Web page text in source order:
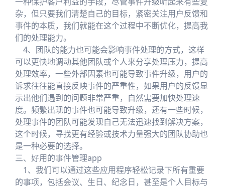
杂，但只要我们清楚自己的目标，紧密关注用户反馈和
事件的本质，我们就能在这个过程中不断优化，提高我
们的处理能力。
4、团队的能力也可能会影响事件处理的方式，这样
可以更快地调动其他团队或个人来分享处理压力，提高
处理效率，一些外部因素也可能导致事件升级，用户的
诉求往往能直接反映事件的严重性，如果用户的反馈显
示出他们遇到的问题非常严重，自然需要加快处理速
度。频繁出现的事件也可能导致升级，还有一些时候，
处理事件的团队可能发现自己无法迅速找到解决方案，
这个时候，寻找更有经验或技术力量强大的团队协助也
是一种必要的选择。
三、好用的事件管理app
1、我们可以通过这些应用程序轻松记录下所有重要
的事项，包括会议、生日、纪念日，甚至是个人目标与